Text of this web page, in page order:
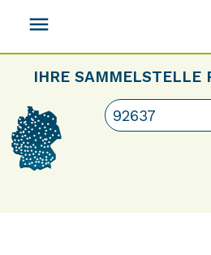
menu
IHRE SAMMELSTELLE